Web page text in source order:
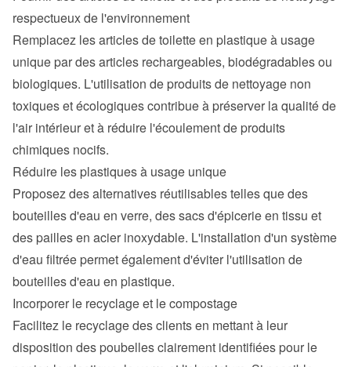
respectueux de l'environnement
Remplacez les articles de toilette en plastique à usage
unique par des articles rechargeables, biodégradables ou
biologiques. L'utilisation de produits de nettoyage non
toxiques et écologiques contribue à préserver la qualité de
l'air intérieur et à réduire l'écoulement de produits
chimiques nocifs.
Réduire les plastiques à usage unique
Proposez des alternatives réutilisables telles que des
bouteilles d'eau en verre, des sacs d'épicerie en tissu et
des pailles en acier inoxydable. L'installation d'un système
d'eau filtrée permet également d'éviter l'utilisation de
bouteilles d'eau en plastique.
Incorporer le recyclage et le compostage
Facilitez le recyclage des clients en mettant à leur
disposition des poubelles clairement identifiées pour le